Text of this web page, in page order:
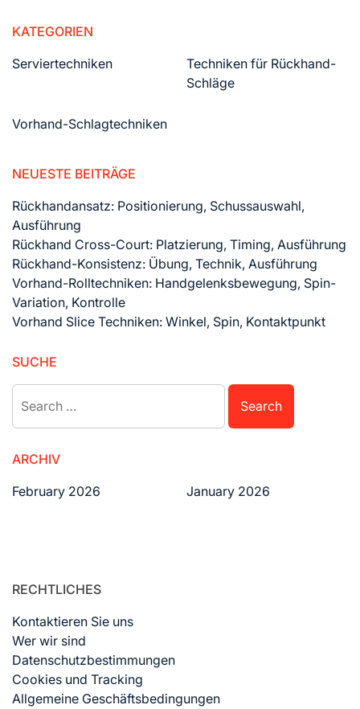
KATEGORIEN
Serviertechniken
Techniken für Rückhand-
Schläge
Vorhand-Schlagtechniken
NEUESTE BEITRÄGE
Rückhandansatz: Positionierung, Schussauswahl,
Ausführung
Rückhand Cross-Court: Platzierung, Timing, Ausführung
Rückhand-Konsistenz: Übung, Technik, Ausführung
Vorhand-Rolltechniken: Handgelenksbewegung, Spin-
Variation, Kontrolle
Vorhand Slice Techniken: Winkel, Spin, Kontaktpunkt
SUCHE
Search
for:
ARCHIV
February 2026
January 2026
RECHTLICHES
Kontaktieren Sie uns
Wer wir sind
Datenschutzbestimmungen
Cookies und Tracking
Allgemeine Geschäftsbedingungen